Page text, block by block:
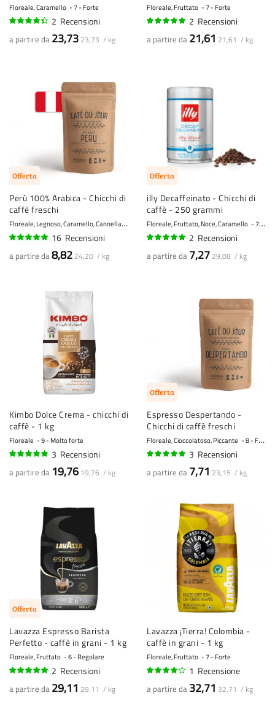
Floreale, Caramello 7 - Forte
2 Recensioni
a partire da 23,73 23,73 / kg
Floreale, Fruttato 7 - Forte
2 Recensioni
a partire da 21,61 21,61 / kg
Offerta
Perù 100% Arabica - Chicchi di
caffè freschi
F
loreale, Legnoso, Caramello, Cannella 7 - Forte
16 Recensioni
a partire da8,82 24,20 / kg
Offerta
illy Decaffeinato - Chicchi di
caffè - 250 grammi
Floreale, Fruttato, Noce, Caramello 7 - Forte
2 Recensioni
a partire da 7,27 29,08 / kg
Kimbo Dolce Crema - chicchi di
caffè - 1 kg
Floreale 9 - Molto forte
3 Recensioni
a partire da 19,76 19,76 / kg
Offerta
Espresso Despertando -
Chicchi di caffè freschi
Floreale, Cioccolatoso, Piccante 8 - Forte
3 Recensioni
a partire da 7,71 23,15 / kg
Offerta
Lavazza Espresso Barista
Perfetto - caffè in grani - 1 kg
Floreale, Fruttato 6 - Regolare
2 Recensioni
a partire da 29,11 29,11 / kg
Lavazza ¡Tierra! Colombia -
caffè in grani - 1 kg
Floreale, Fruttato 7 - Forte
1 Recensione
a partire da 32,71 32,71 / kg